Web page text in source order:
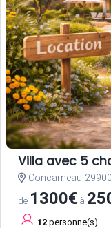
Villa avec 5
Concarneau 29900
de 1300€ à
12 personne(s)